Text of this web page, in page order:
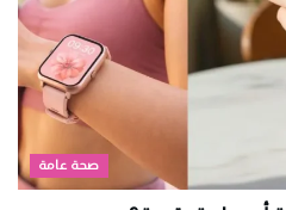
صحة عامة